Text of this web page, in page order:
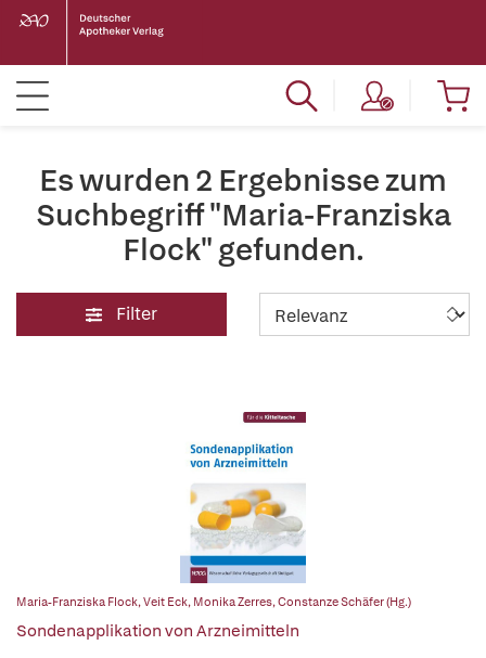
Es wurden 2 Ergebnisse zum
Suchbegriff "Maria-Franziska
Flock" gefunden.
Filter
Maria-Franziska Flock,Veit Eck, Monika Zerres,Constanze Schäfer (Hg.)
Sondenapplikation von Arzneimitteln